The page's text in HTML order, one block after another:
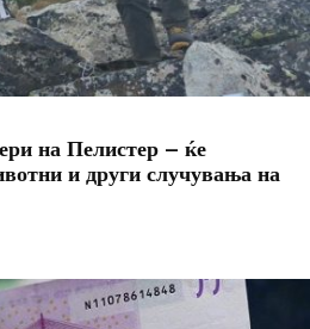
на Пелистер – ќе
и други случувања на